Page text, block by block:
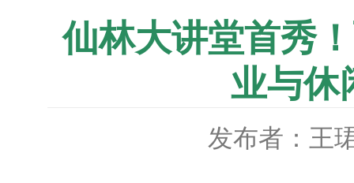
仙林大讲堂首秀
业与休
发布者：王